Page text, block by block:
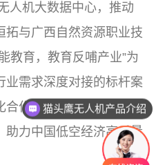
人机大数据中心，推动
拓与广西自然资源职业技
教育，教育反哺产业”为
业需求深度对接的标杆案
合作，为无人机行业输送
助力中国低空经济高质量
猫头鹰无人机产品介绍